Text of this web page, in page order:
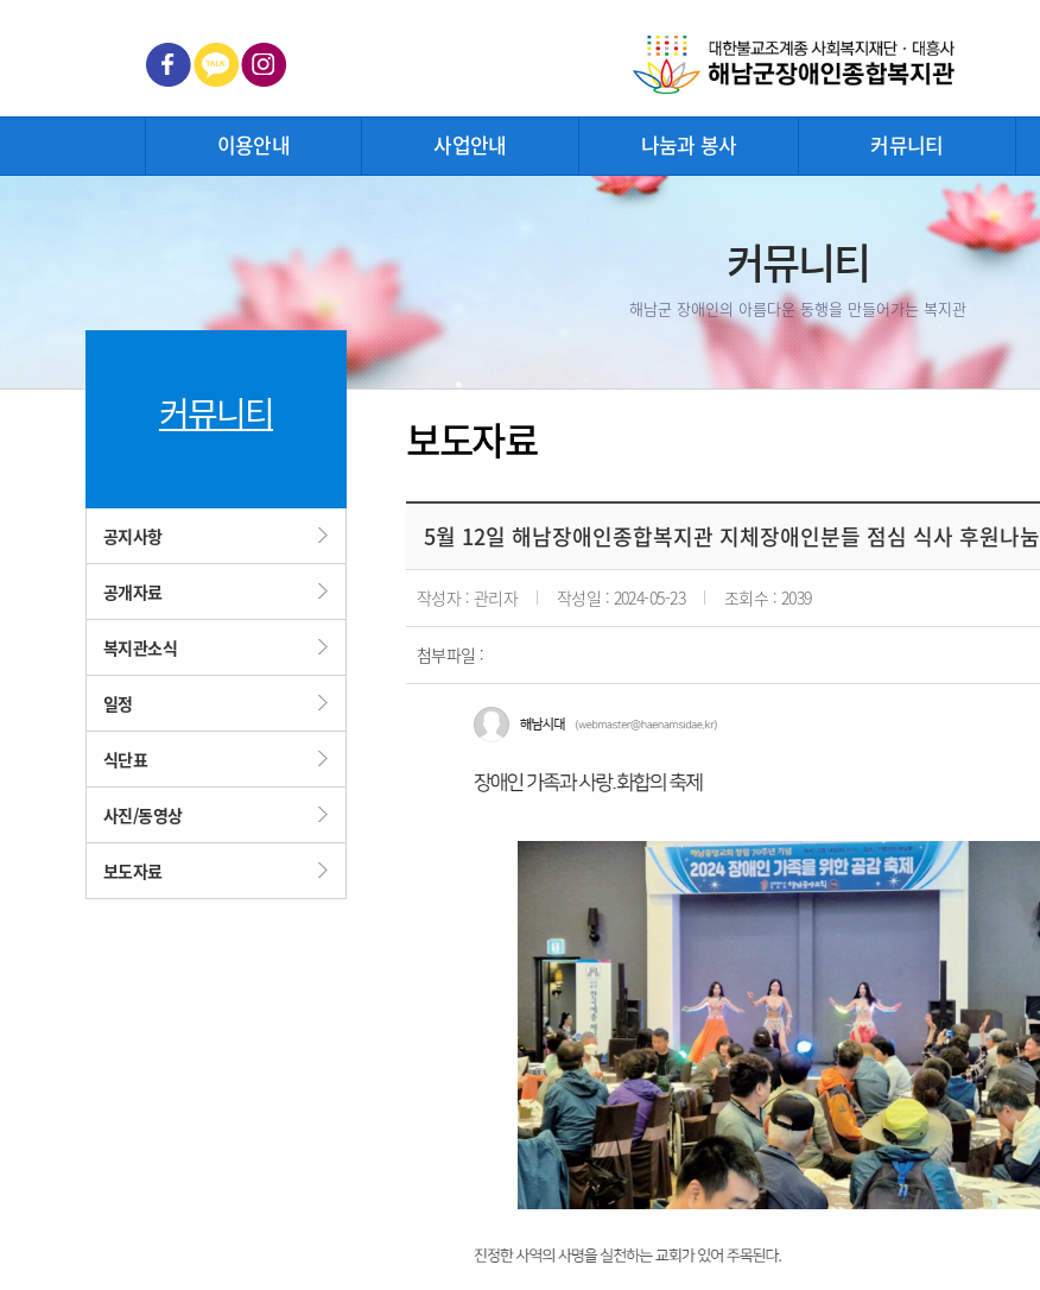
이용안내 사업안내 나눔과 봉사 커뮤니티
커뮤니티
해남군 장애인의 아름다운 동행을 만들어가는 복지관
커뮤니티
공지사항
공개자료
복지관소식
일정
식단표
사진/동영상
보도자료
보도자료
보도자료 게시판 상세보기
5월 12일 해남장애인종합복지관 지체장애인분들 점심 식사 후원나눔
작성자 : 관리자 작성일 : 2024-05-23 조회수 : 2039
첨부파일 :